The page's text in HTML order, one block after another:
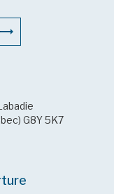
G8Y 5K7